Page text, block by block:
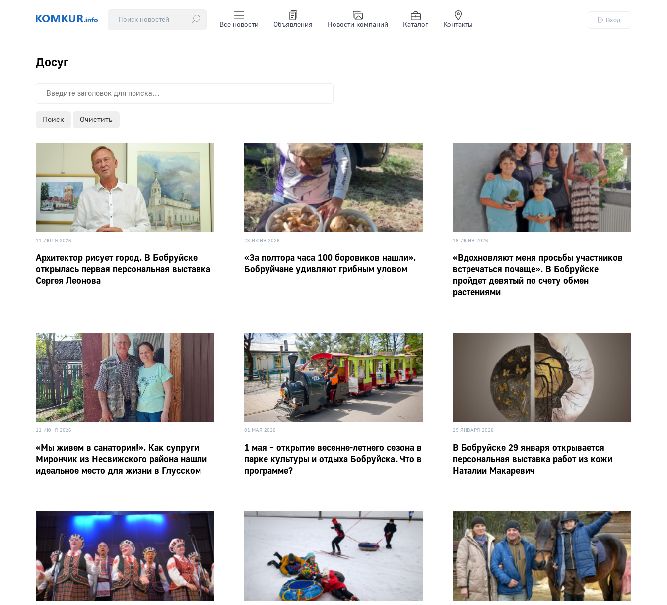
Все новости Объявления Новости компаний Каталог Контакты
Вход
Досуг
Поиск Очистить
11 ИЮЛЯ 2026
Архитектор рисует город. В Бобруйске
открылась первая персональная выставка
Сергея Леонова
23 ИЮНЯ 2026
«За полтора часа 100 боровиков нашли».
Бобруйчане удивляют грибным уловом
18 ИЮНЯ 2026
«Вдохновляют меня просьбы участников
встречаться почаще». В Бобруйске
пройдет девятый по счету обмен
растениями
11 ИЮНЯ 2026
«Мы живем в санатории!». Как супруги
Мирончик из Несвижского района нашли
идеальное место для жизни в Глусском
01 МАЯ 2026
1 мая – открытие весенне-летнего сезона в
парке культуры и отдыха Бобруйска. Что в
программе?
29 ЯНВАРЯ 2026
В Бобруйске 29 января открывается
персональная выставка работ из кожи
Наталии Макаревич